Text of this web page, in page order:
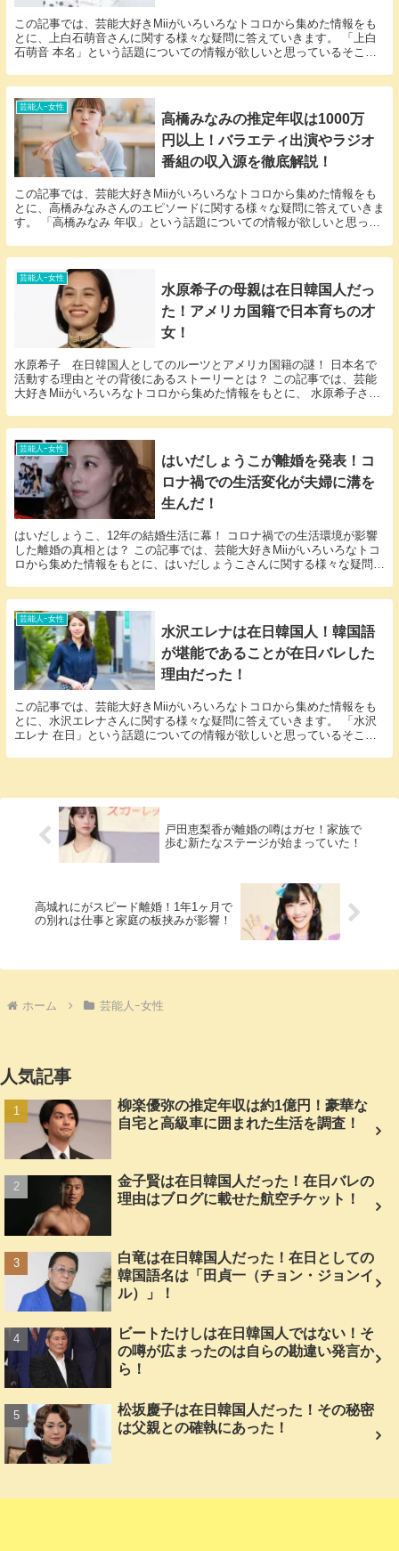
この記事では、芸能大好きMiiがいろいろなトコロから集めた情報をも
とに、上白石萌音さんに関する様々な疑問に答えていきます。 「上白
石萌音 本名」という話題についての情報が欲しいと思っているそこの
芸能人ｰ女性
高橋みなみの推定年収は1000万
円以上！バラエティ出演やラジオ
番組の収入源を徹底解説！
この記事では、芸能大好きMiiがいろいろなトコロから集めた情報をも
とに、高橋みなみさんのエピソードに関する様々な疑問に答えていきま
す。 「高橋みなみ 年収」という話題についての情報が欲しいと思って
芸能人ｰ女性
水原希子の母親は在日韓国人だっ
た！アメリカ国籍で日本育ちの才
女！
水原希子 在日韓国人としてのルーツとアメリカ国籍の謎！ 日本名で
活動する理由とその背後にあるストーリーとは？ この記事では、芸能
大好きMiiがいろいろなトコロから集めた情報をもとに、 水原希子さん
芸能人ｰ女性
はいだしょうこが離婚を発表！コ
ロナ禍での生活変化が夫婦に溝を
生んだ！
はいだしょうこ、12年の結婚生活に幕！ コロナ禍での生活環境が影響
した離婚の真相とは？ この記事では、芸能大好きMiiがいろいろなトコ
ロから集めた情報をもとに、はいだしょうこさんに関する様々な疑問に
芸能人ｰ女性
水沢エレナは在日韓国人！韓国語
が堪能であることが在日バレした
理由だった！
この記事では、芸能大好きMiiがいろいろなトコロから集めた情報をも
とに、水沢エレナさんに関する様々な疑問に答えていきます。 「水沢
エレナ 在日」という話題についての情報が欲しいと思っているそこの
戸田恵梨香が離婚の噂はガセ！家族で
歩む新たなステージが始まっていた！
高城れにがスピード離婚！1年1ヶ月で
の別れは仕事と家庭の板挟みが影響！
ホーム 芸能人ｰ女性
人気記事
柳楽優弥の推定年収は約1億円！豪華な
自宅と高級車に囲まれた生活を調査！
金子賢は在日韓国人だった！在日バレの
理由はブログに載せた航空チケット！
白竜は在日韓国人だった！在日としての
韓国語名は「田貞一（チョン・ジョンイ
ル）」！
ビートたけしは在日韓国人ではない！そ
の噂が広まったのは自らの勘違い発言か
ら！
松坂慶子は在日韓国人だった！その秘密
は父親との確執にあった！